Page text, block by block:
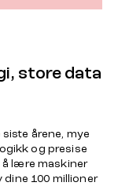
store data
årene, mye
og presise
å lære maskiner
dine 100 millioner